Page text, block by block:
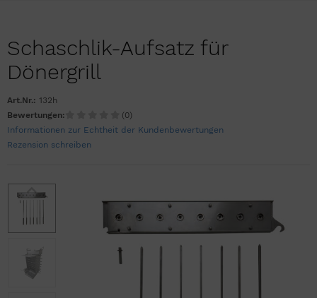
Schaschlik-Aufsatz für
Dönergrill
Art.Nr.: 132h
Bewertungen:
(0)
Informationen zur Echtheit der Kundenbewertungen
Rezension schreiben